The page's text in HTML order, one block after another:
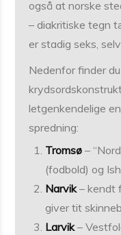
også at norske
– diakritiske tegn
er stadig seks,
Nedenfor finder
letgenkendelige
spredning:
Tromsø –
(fodbold) og
Narvik– kendt
giver tit
Larvik–